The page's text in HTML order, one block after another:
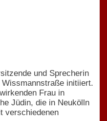
und Sprecherin
initiiert.
Frau in
Jüdin, die in Neukölln
verschiedenen